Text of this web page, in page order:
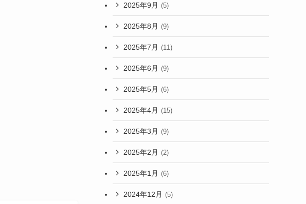
2025年9月 (5)
2025年8月 (9)
2025年7月 (11)
2025年6月 (9)
2025年5月 (6)
2025年4月 (15)
2025年3月 (9)
2025年2月 (2)
2025年1月 (6)
2024年12月 (5)